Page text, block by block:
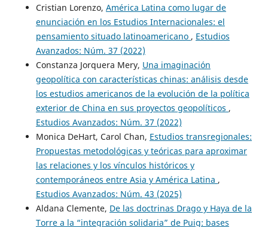
Cristian Lorenzo, América Latina como lugar de
enunciación en los Estudios Internacionales: el
pensamiento situado latinoamericano , Estudios
Avanzados: Núm. 37 (2022)
Constanza Jorquera Mery, Una imaginación
geopolítica con características chinas: análisis desde
los estudios americanos de la evolución de la política
exterior de China en sus proyectos geopolíticos ,
Estudios Avanzados: Núm. 37 (2022)
Monica DeHart, Carol Chan, Estudios transregionales:
Propuestas metodológicas y teóricas para aproximar
las relaciones y los vínculos históricos y
contemporáneos entre Asia y América Latina ,
Estudios Avanzados: Núm. 43 (2025)
Aldana Clemente, De las doctrinas Drago y Haya de la
Torre a la “integración solidaria” de Puig: bases